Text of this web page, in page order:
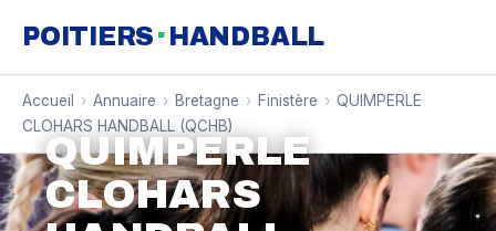
POITIERS · HANDBALL
Accueil › Annuaire › Bretagne › Finistère › QUIMPERLE
CLOHARS HANDBALL (QCHB)
QUIMPERLE
CLOHARS